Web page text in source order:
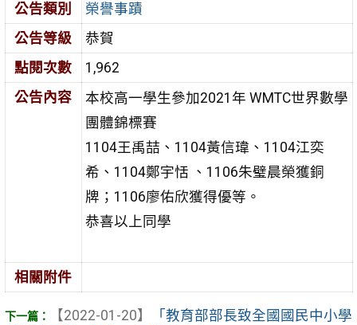
公告類別
榮譽事蹟
公告等級
恭賀
點閱次數
1,962
公告內容
本校高一學生參加2021年 WMTC世界數學
團體錦標賽
1104王禹喆、1104黃信瑋、1104江奕
希、1104鄭宇恬 、1106朱璧晨榮獲銅
牌；1106廖佑欣獲得優等。
恭喜以上同學
相關附件
【2022-01-20】
「教育部部長致全國國民中小學